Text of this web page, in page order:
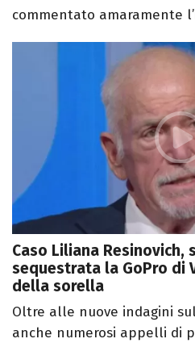
commentato amaramente
Caso Liliana Resinovich,
sequestrata la GoPro di
della sorella
Oltre alle nuove indagini
anche numerosi appelli di